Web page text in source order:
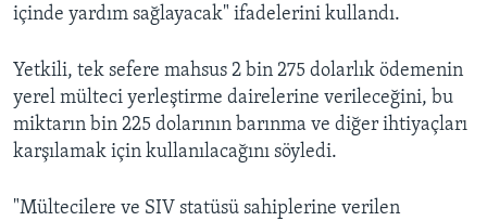
içinde yardım sağlayacak" ifadelerini kullandı.
Yetkili, tek sefere mahsus 2 bin 275 dolarlık ödemenin
yerel mülteci yerleştirme dairelerine verileceğini, bu
miktarın bin 225 dolarının barınma ve diğer ihtiyaçları
karşılamak için kullanılacağını söyledi.
"Mültecilere ve SIV statüsü sahiplerine verilen